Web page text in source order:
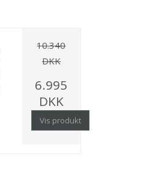
10.340
DKK
6.995
DKK
Vis produkt